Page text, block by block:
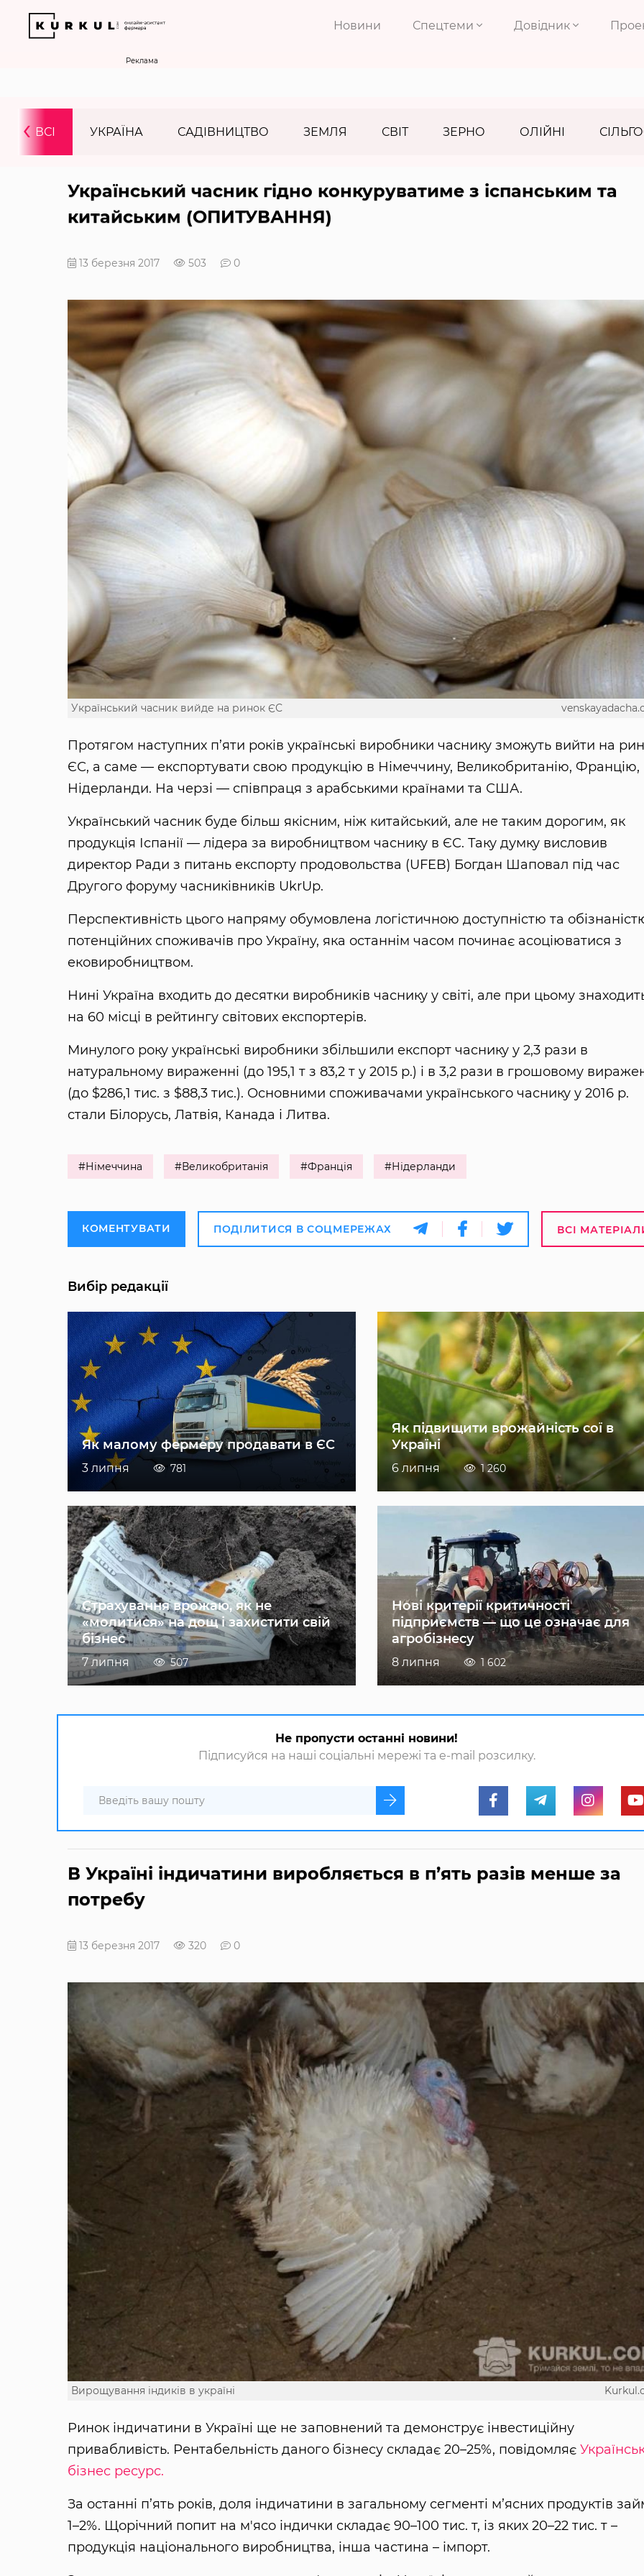
Новини Спецтеми Довідник
Реклама
ВСІ УКРАЇНА САДІВНИЦТВО ЗЕМЛЯ СВІТ ЗЕРНО ОЛІЙНІ
‹
Український часник гідно конкуруватиме з іспанським та
китайським (ОПИТУВАННЯ)
13 березня 2017 503 0
Український часник вийде на ринок ЄС
Протягом наступних п’яти років українські виробники часнику зможуть вийти на
ЄС, а саме — експортувати свою продукцію в Німеччину, Великобританію, Францію,
Нідерланди. На черзі — співпраця з арабськими країнами та США.
Український часник буде більш якісним, ніж китайський, але не таким дорогим, як
продукція Іспанії — лідера за виробництвом часнику в ЄС. Таку думку висловив
директор Ради з питань експорту продовольства (UFEB) Богдан Шаповал під час
Другого форуму часниківників UkrUp.
Перспективність цього напряму обумовлена логістичною доступністю та
потенційних споживачів про Україну, яка останнім часом починає асоціюватися з
ековиробництвом.
Нині Україна входить до десятки виробників часнику у світі, але при цьому
на 60 місці в рейтингу світових експортерів.
Минулого року українські виробники збільшили експорт часнику у 2,3 рази в
натуральному вираженні (до 195,1 т з 83,2 т у 2015 р.) і в 3,2 рази в грошовому
(до $286,1 тис. з $88,3 тис.). Основними споживачами українського часнику у 2016 р.
стали Білорусь, Латвія, Канада і Литва.
#Німеччина #Великобританія #Франція #Нідерланди
КОМЕНТУВАТИ ПОДІЛИТИСЯ В СОЦМЕРЕЖАХ ВСІ
Вибір редакції
Як малому фермеру продавати в ЄС
3 липня 781
Як підвищити врожайність сої в
Україні
6 липня 1 260
Страхування врожаю, як не
«молитися» на дощ і захистити свій
бізнес
7 липня 507
Нові критерії критичності
підприємств — що це означає для
агробізнесу
8 липня 1 602
Не пропусти останні новини!
Підписуйся на наші соціальні мережі та e-mail розсилку.
В Україні індичатини виробляється в п’ять разів менше за
потребу
13 березня 2017 320 0
Вирощування індиків в україні
Ринок індичатини в Україні ще не заповнений та демонструє інвестиційну
привабливість. Рентабельність даного бізнесу складає 20–25%, повідомляє
бізнес ресурс.
За останні п’ять років, доля індичатини в загальному сегменті м’ясних продуктів
1–2%. Щорічний попит на м'ясо індички складає 90–100 тис. т, із яких 20–22 тис. т –
продукція національного виробництва, інша частина – імпорт.